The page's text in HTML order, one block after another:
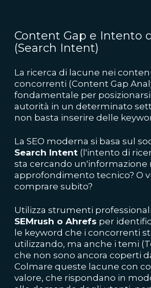
Content Gap e Intento
(Search Intent)
La ricerca di lacune nei
concorrenti (Content Gap
fondamentale per
autorità in un determinato
non basta inserire delle
La SEO moderna si basa sul
Search Intent (l'intento di
sta cercando un'informazione
approfondimento tecnico? O
comprare subito?
Utilizza strumenti
SEMrush o Ahrefs per
le keyword che i concorrenti
utilizzando, ma anche i temi
che non sono ancora coperti
Colmare queste lacune con
valore, che rispondano in